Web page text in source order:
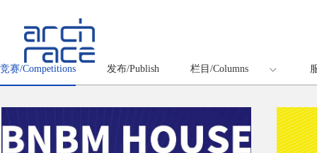
竞赛/Competitions 发布/Publish 栏目/Columns